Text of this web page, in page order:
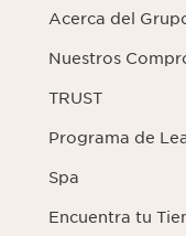
Acerca del
Nuestros
TRUST
Programa de
Spa
Encuentra tu